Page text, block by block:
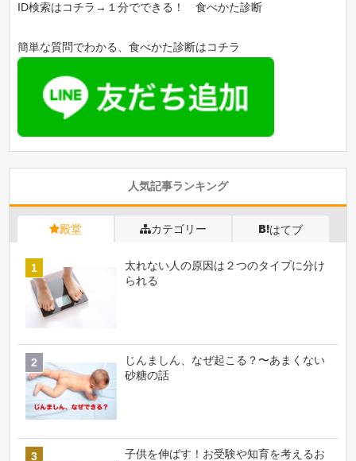
ID検索はコチラ→１分でできる！ 食べかた診断
簡単な質問でわかる、食べかた診断はコチラ
人気記事ランキング
殿堂 カテゴリー はてブ
太れない人の原因は２つのタイプに分け
られる
じんましん、なぜ起こる？〜あまくない
砂糖の話
子供を伸ばす！お受験や知育を考えるお